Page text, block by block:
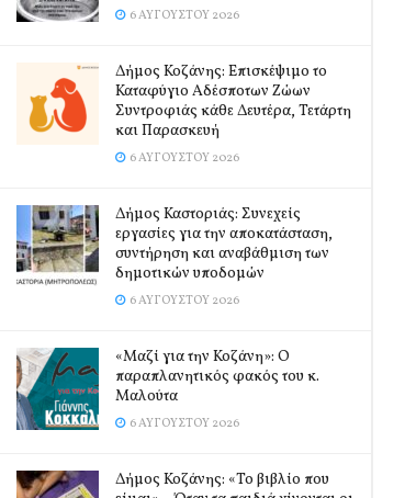
6 ΑΥΓΟΎΣΤΟΥ 2026
Δήμος Κοζάνης: Επισκέψιμο το
Καταφύγιο Αδέσποτων Ζώων
Συντροφιάς κάθε Δευτέρα, Τετάρτη
και Παρασκευή
6 ΑΥΓΟΎΣΤΟΥ 2026
Δήμος Καστοριάς: Συνεχείς
εργασίες για την αποκατάσταση,
συντήρηση και αναβάθμιση των
δημοτικών υποδομών
6 ΑΥΓΟΎΣΤΟΥ 2026
«Μαζί για την Κοζάνη»: Ο
παραπλανητικός φακός του κ.
Μαλούτα
6 ΑΥΓΟΎΣΤΟΥ 2026
Δήμος Κοζάνης: «Το βιβλίο που